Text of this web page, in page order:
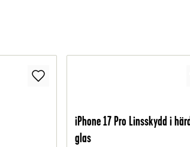
iPhone 17 Pro Linsskydd i
glas